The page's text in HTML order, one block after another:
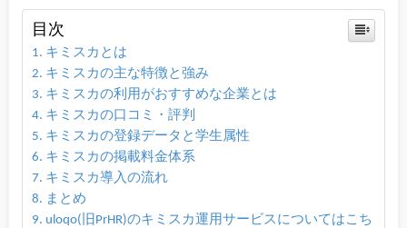
目次
キミスカとは
キミスカの主な特徴と強み
キミスカの利用がおすすめな企業とは
キミスカの口コミ・評判
キミスカの登録データと学生属性
キミスカの掲載料金体系
キミスカ導入の流れ
まとめ
uloqo(旧PrHR)のキミスカ運用サービスについてはこち